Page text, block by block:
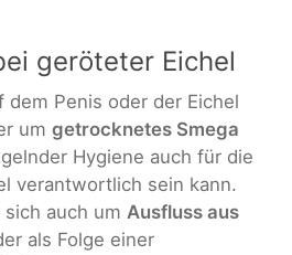
geröteter Eichel
dem Penis oder der Eichel
um getrocknetes Smega
Hygiene auch für die
verantwortlich sein kann.
auch um Ausfluss aus
als Folge einer